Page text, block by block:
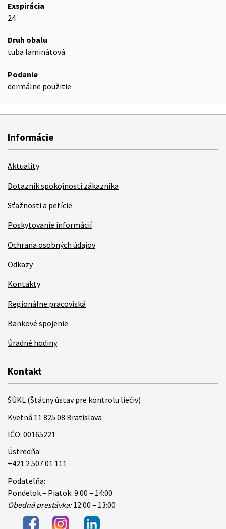
Exspirácia
24
Druh obalu
tuba laminátová
Podanie
dermálne použitie
Informácie
Aktuality
Dotazník spokojnosti zákazníka
Sťažnosti a petície
Poskytovanie informácií
Ochrana osobných údajov
Odkazy
Kontakty
Regionálne pracoviská
Bankové spojenie
Úradné hodiny
Kontakt
ŠÚKL (Štátny ústav pre kontrolu liečiv)
Kvetná 11 825 08 Bratislava
IČO: 00165221
Ústredňa:
+421 2 507 01 111
Podateľňa:
Pondelok – Piatok: 9:00 – 14:00
Obedná prestávka:12:00 – 13:00